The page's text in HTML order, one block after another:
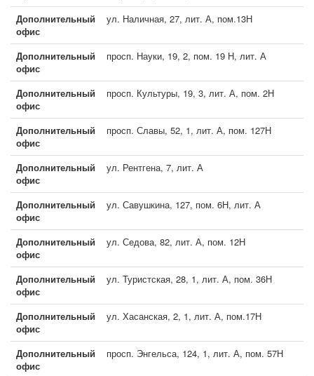
Дополнительный
офис
ул. Наличная, 27, лит. А, пом.13Н
Дополнительный
офис
просп. Науки, 19, 2, пом. 19 Н, лит. А
Дополнительный
офис
просп. Культуры, 19, 3, лит. А, пом. 2Н
Дополнительный
офис
просп. Славы, 52, 1, лит. А, пом. 127Н
Дополнительный
офис
ул. Рентгена, 7, лит. А
Дополнительный
офис
ул. Савушкина, 127, пом. 6Н, лит. А
Дополнительный
офис
ул. Седова, 82, лит. А, пом. 12Н
Дополнительный
офис
ул. Туристская, 28, 1, лит. А, пом. 36Н
Дополнительный
офис
ул. Хасанская, 2, 1, лит. А, пом.17Н
Дополнительный
офис
просп. Энгельса, 124, 1, лит. А, пом. 57Н